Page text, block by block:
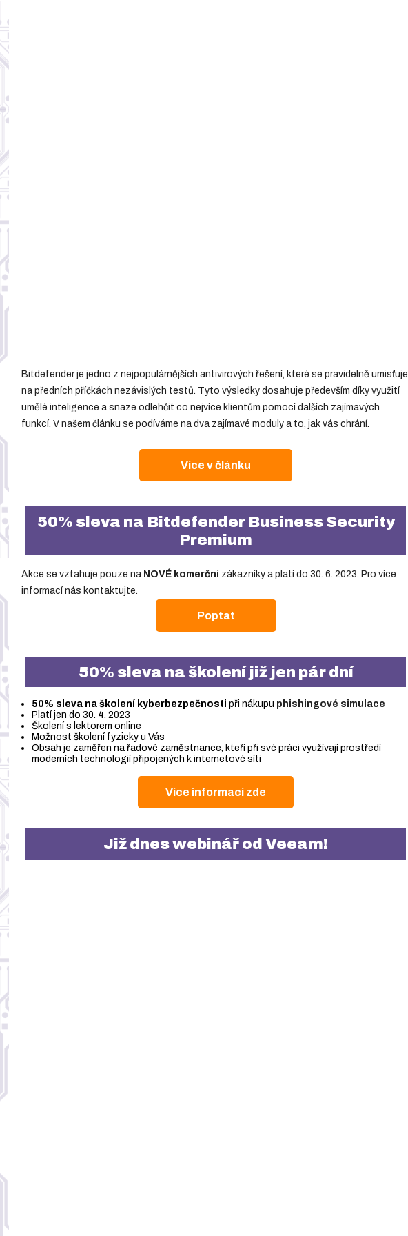
Bitdefender je jedno z nejpopulárnějších antivirových řešení, které se pravidelně umisťuje
na předních příčkách nezávislých testů. Tyto výsledky dosahuje především díky využití
umělé inteligence a snaze odlehčit co nejvíce klientům pomocí dalších zajímavých
funkcí. V našem článku se podíváme na dva zajímavé moduly a to, jak vás chrání.
Více v článku
50% sleva na Bitdefender Business Security
Premium
Akce se vztahuje pouze na NOVÉ komerční zákazníky a platí do 30. 6. 2023. Pro více
informací nás kontaktujte.
Poptat
50% sleva na školení již jen pár dní
50% sleva na školení kyberbezpečnosti při nákupu phishingové simulace
Platí jen do 30. 4. 2023
Školení s lektorem online
Možnost školení fyzicky u Vás
Obsah je zaměřen na řadové zaměstnance, kteří při své práci využívají prostředí
moderních technologií připojených k internetové síti
Více informací zde
Již dnes webinář od Veeam!